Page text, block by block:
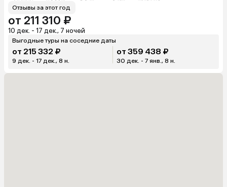
Отзывы за этот год
от 211 310 ₽
10 дек. - 17 дек., 7 ночей
Выгодные туры на соседние даты
от 215 332 ₽
9 дек. - 17 дек., 8 н.
от 359 438 ₽
30 дек. - 7 янв., 8 н.